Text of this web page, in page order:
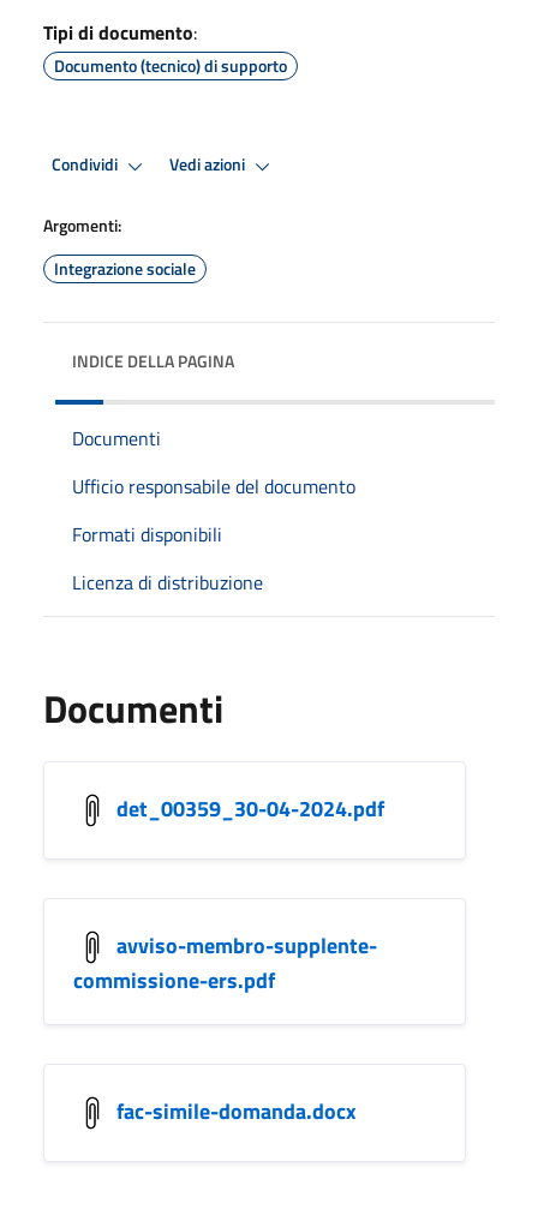
Tipi di documento:
Documento (tecnico) di supporto
Condividi Vedi azioni
Argomenti:
Integrazione sociale
INDICE DELLA PAGINA
Documenti
Ufficio responsabile del documento
Formati disponibili
Licenza di distribuzione
Documenti
det_00359_30-04-2024.pdf
avviso-membro-supplente-
commissione-ers.pdf
fac-simile-domanda.docx